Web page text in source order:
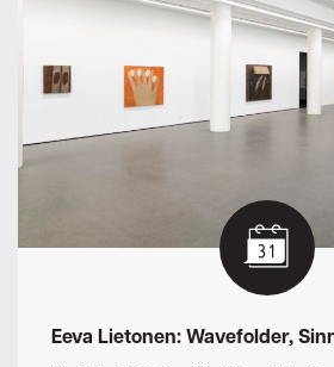
Eeva Lietonen: Wavefolder,